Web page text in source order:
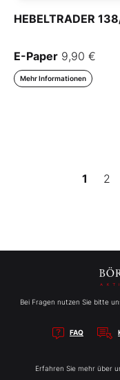
HEBELTRADER
E-Paper 9,90 €
Mehr Informationen
1 2
Bei Fragen nutzen Sie bitte
FAQ
Erfahren Sie mehr über